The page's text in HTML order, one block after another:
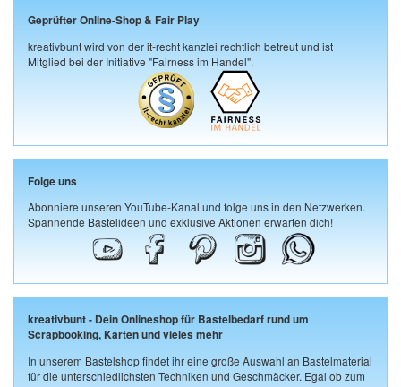
Geprüfter Online-Shop & Fair Play
kreativbunt wird von der it-recht kanzlei rechtlich betreut und ist
Mitglied bei der Initiative "Fairness im Handel".
Folge uns
Abonniere unseren YouTube-Kanal und folge uns in den Netzwerken.
Spannende Bastelideen und exklusive Aktionen erwarten dich!
kreativbunt - Dein Onlineshop für Bastelbedarf rund um
Scrapbooking, Karten und vieles mehr
In unserem Bastelshop findet ihr eine große Auswahl an Bastelmaterial
für die unterschiedlichsten Techniken und Geschmäcker. Egal ob zum